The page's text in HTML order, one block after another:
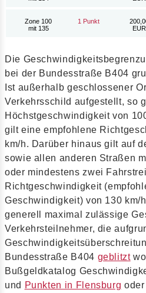
Zone 100
mit 135
1 Punkt
EUR
Die
bei der Bundesstraße B404
Ist außerhalb geschlossener
Verkehrsschild aufgestellt, so
Höchstgeschwindigkeit von
gilt eine empfohlene
km/h. Darüber hinaus gilt auf
sowie allen anderen Straßen
oder mindestens zwei
Richtgeschwindigkeit
Geschwindigkeit) von 130 km/
generell maximal zulässige
Verkehrsteilnehmer, die
Bundesstraße B404 geblitzt
Bußgeldkatalog
und Punkten in Flensburg